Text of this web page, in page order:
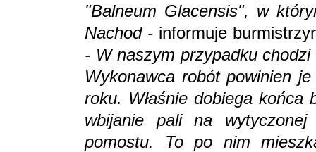
"Balneum Glacensis", w
Nachod -informuje
- W naszym przypadku
Wykonawca robót powinien
roku. Właśnie dobiega
wbijanie pali na
pomostu. To po nim